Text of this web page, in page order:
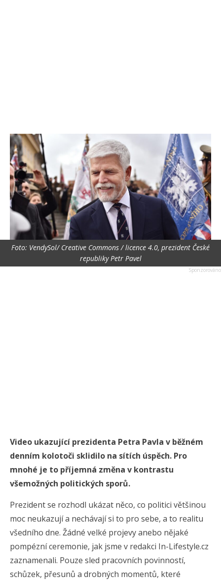
Foto: VendySol/ Creative Commons / licence 4.0, prezident České
republiky Petr Pavel
Video ukazující prezidenta Petra Pavla v běžném
denním kolotoči sklidilo na sítích úspěch. Pro
mnohé je to příjemná změna v kontrastu
všemožných politických sporů.
Prezident se rozhodl ukázat něco, co politici většinou
moc neukazují a nechávají si to pro sebe, a to realitu
všedního dne. Žádné velké projevy anebo nějaké
pompézní ceremonie, jak jsme v redakci In-Lifestyle.cz
zaznamenali. Pouze sled pracovních povinností,
schůzek, přesunů a drobných momentů, které